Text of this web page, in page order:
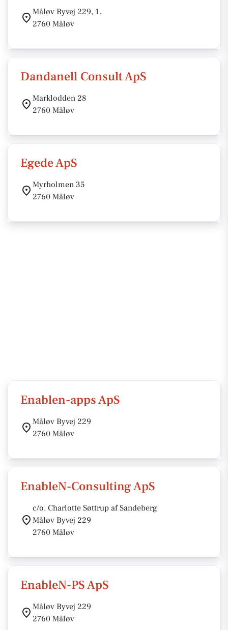
Måløv Byvej 229, 1.
2760 Måløv
Dandanell Consult ApS
Marklodden 28
2760 Måløv
Egede ApS
Myrholmen 35
2760 Måløv
Enablen-apps ApS
Måløv Byvej 229
2760 Måløv
EnableN-Consulting ApS
c/o. Charlotte Søttrup af Sandeberg
Måløv Byvej 229
2760 Måløv
EnableN-PS ApS
Måløv Byvej 229
2760 Måløv